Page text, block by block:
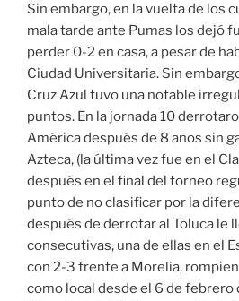
Sin embargo, en la vuelta de los
mala tarde ante Pumas los dejó
perder 0-2 en casa, a pesar de
Ciudad Universitaria. Sin
Cruz Azul tuvo una notable
puntos. En la jornada 10
América después de 8 años sin
Azteca, (la última vez fue en el
después en el final del torneo
punto de no clasificar por la
después de derrotar al Toluca le
consecutivas, una de ellas en el
con 2-3 frente a Morelia,
como local desde el 6 de febrero